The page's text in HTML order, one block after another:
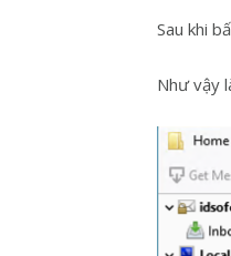
Sau khi
Như vậy